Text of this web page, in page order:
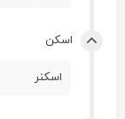
اسکن
اسکنر